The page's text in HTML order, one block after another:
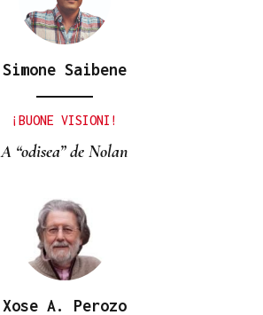
Simone Saibene
¡BUONE VISIONI!
A “odisea” de Nolan
Xose A. Perozo